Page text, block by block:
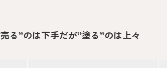
る”のは下手だが”塗る”のは上々